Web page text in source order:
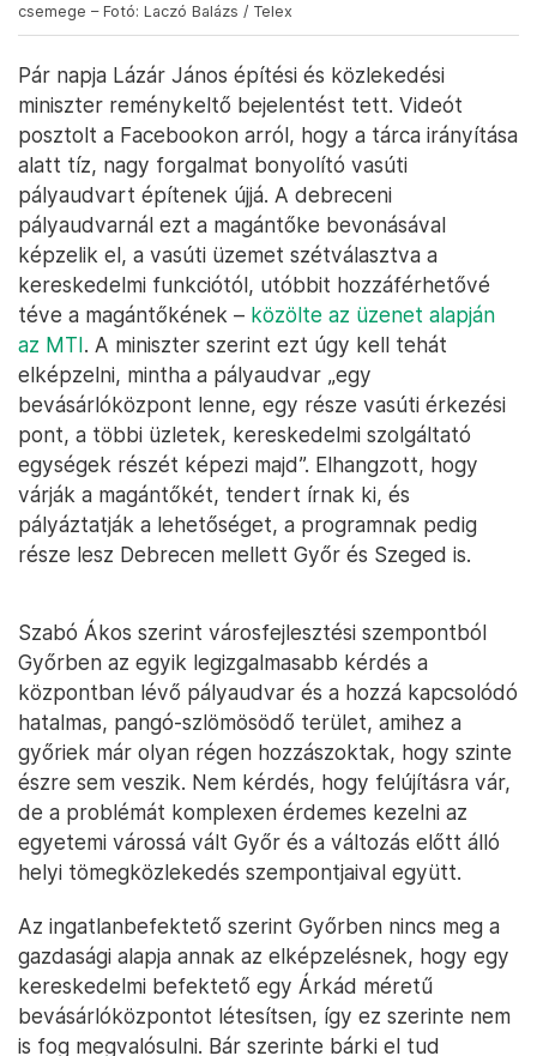
csemege – Fotó: Laczó Balázs / Telex
Pár napja Lázár János építési és közlekedési
miniszter reménykeltő bejelentést tett. Videót
posztolt a Facebookon arról, hogy a tárca irányítása
alatt tíz, nagy forgalmat bonyolító vasúti
pályaudvart építenek újjá. A debreceni
pályaudvarnál ezt a magántőke bevonásával
képzelik el, a vasúti üzemet szétválasztva a
kereskedelmi funkciótól, utóbbit hozzáférhetővé
téve a magántőkének – közölte az üzenet alapján
az MTI. A miniszter szerint ezt úgy kell tehát
elképzelni, mintha a pályaudvar „egy
bevásárlóközpont lenne, egy része vasúti érkezési
pont, a többi üzletek, kereskedelmi szolgáltató
egységek részét képezi majd”. Elhangzott, hogy
várják a magántőkét, tendert írnak ki, és
pályáztatják a lehetőséget, a programnak pedig
része lesz Debrecen mellett Győr és Szeged is.
Szabó Ákos szerint városfejlesztési szempontból
Győrben az egyik legizgalmasabb kérdés a
központban lévő pályaudvar és a hozzá kapcsolódó
hatalmas, pangó-szlömösödő terület, amihez a
győriek már olyan régen hozzászoktak, hogy szinte
észre sem veszik. Nem kérdés, hogy felújításra vár,
de a problémát komplexen érdemes kezelni az
egyetemi várossá vált Győr és a változás előtt álló
helyi tömegközlekedés szempontjaival együtt.
Az ingatlanbefektető szerint Győrben nincs meg a
gazdasági alapja annak az elképzelésnek, hogy egy
kereskedelmi befektető egy Árkád méretű
bevásárlóközpontot létesítsen, így ez szerinte nem
is fog megvalósulni. Bár szerinte bárki el tud